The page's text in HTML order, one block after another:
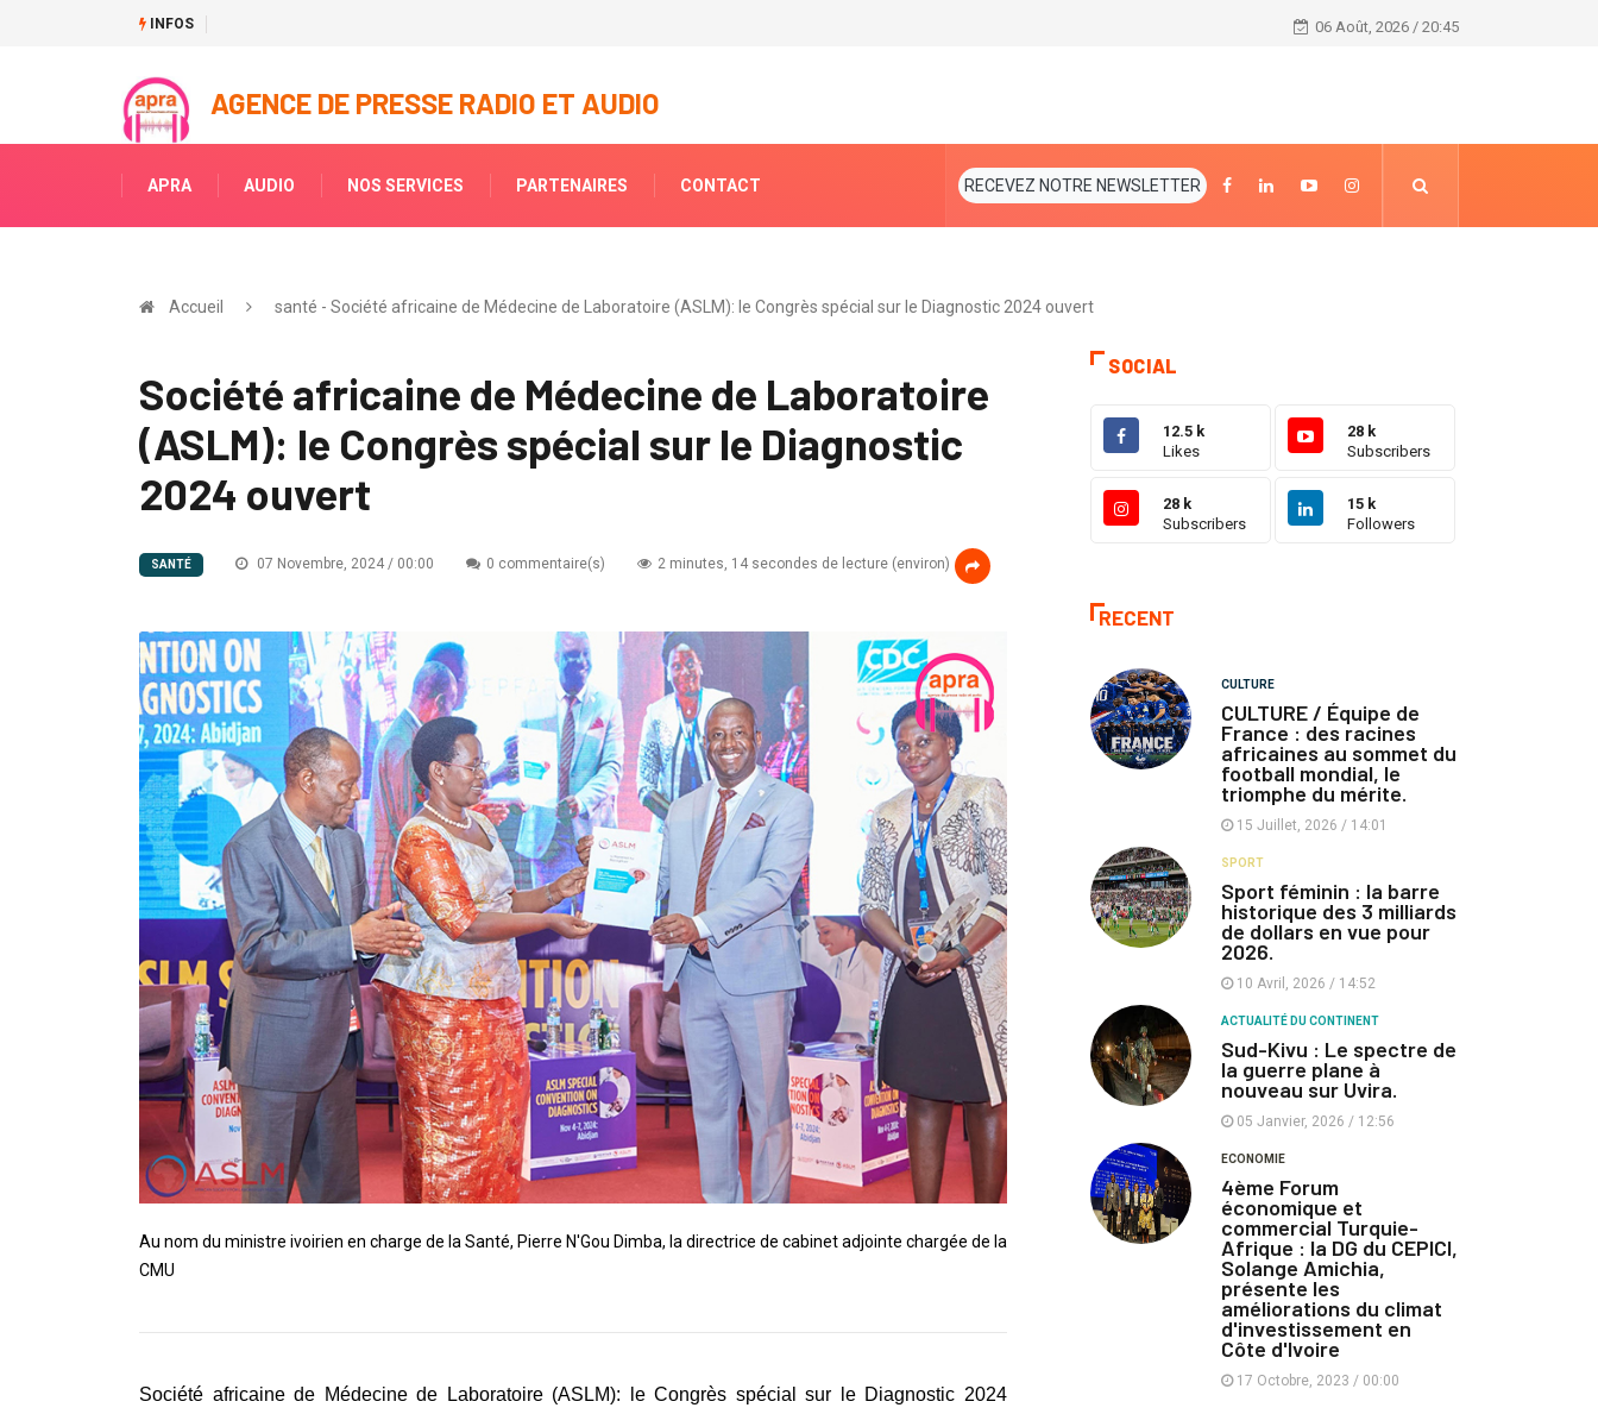
INFOS Journée de la paix : le premier ministre Patrick
06 Août, 2026 / 20:45
AGENCE DE PRESSE RADIO ET AUDIO
APRA AUDIO NOS SERVICES PARTENAIRES CONTACT RECEVEZ NOTRE NEWSLETTER
Accueil santé - Société africaine de Médecine de Laboratoire (ASLM): le Congrès spécial sur le Diagnostic 2024 ouvert
Société africaine de Médecine de Laboratoire
(ASLM): le Congrès spécial sur le Diagnostic
2024 ouvert
SANTÉ 07 Novembre, 2024 / 00:00 0 commentaire(s) 2 minutes, 14 secondes de lecture (environ)
Au nom du ministre ivoirien en charge de la Santé, Pierre N'Gou Dimba, la directrice de cabinet adjointe chargée de la
CMU
Société africaine de Médecine de Laboratoire (ASLM): le Congrès spécial sur le Diagnostic 2024
SOCIAL
12.5 k
Likes
28 k
Subscribers
28 k
Subscribers
15 k
Followers
RECENT
CULTURE
CULTURE / Équipe de
France : des racines
africaines au sommet du
football mondial, le
triomphe du mérite.
15 Juillet, 2026 / 14:01
SPORT
Sport féminin : la barre
historique des 3 milliards
de dollars en vue pour
2026.
10 Avril, 2026 / 14:52
ACTUALITÉ DU CONTINENT
Sud-Kivu : Le spectre de
la guerre plane à
nouveau sur Uvira.
05 Janvier, 2026 / 12:56
ECONOMIE
4ème Forum
économique et
commercial Turquie-
Afrique : la DG du CEPICI,
Solange Amichia,
présente les
améliorations du climat
d'investissement en
Côte d'Ivoire
17 Octobre, 2023 / 00:00